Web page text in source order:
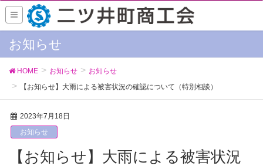
お知らせ
HOME お知らせ
お知らせ
【お知らせ】大雨による被害状況の確認について（特別相談）
2023年7月18日
お知らせ
【お知らせ】大雨による被害状況